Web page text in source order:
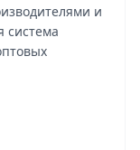
и
система